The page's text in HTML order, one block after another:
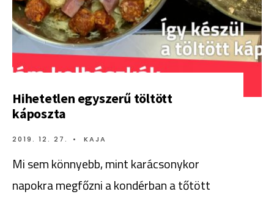
Hihetetlen egyszerű töltött
káposzta
2019. 12. 27. • KAJA
Mi sem könnyebb, mint karácsonykor
napokra megfőzni a kondérban a tőtött